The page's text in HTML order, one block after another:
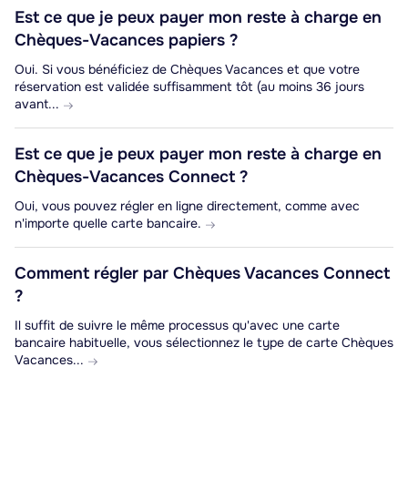
Est ce que je peux payer mon reste à charge en
Chèques-Vacances papiers ?
Oui. Si vous bénéficiez de Chèques Vacances et que votre
réservation est validée suffisamment tôt (au moins 36 jours
avant...
Est ce que je peux payer mon reste à charge en
Chèques-Vacances Connect ?
Oui, vous pouvez régler en ligne directement, comme avec
n'importe quelle carte bancaire.
Comment régler par Chèques Vacances Connect
?
Il suffit de suivre le même processus qu'avec une carte
bancaire habituelle, vous sélectionnez le type de carte Chèques
Vacances...